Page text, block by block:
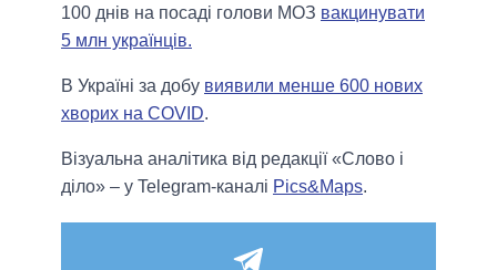
100 днів на посаді голови МОЗ вакцинувати
5 млн українців.
В Україні за добу виявили менше 600 нових
хворих на COVID.
Візуальна аналітика від редакції «Слово і
діло» – у Telegram-каналі Pics&Maps.